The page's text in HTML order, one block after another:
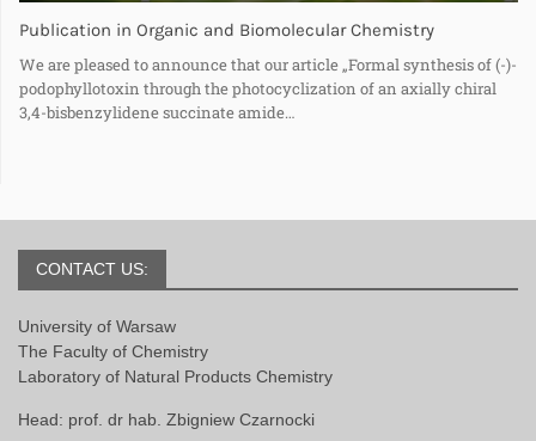
Publication in Organic and Biomolecular Chemistry
We are pleased to announce that our article „Formal synthesis of (-)-
podophyllotoxin through the photocyclization of an axially chiral
3,4-bisbenzylidene succinate amide…
CONTACT US:
University of Warsaw
The Faculty of Chemistry
Laboratory of Natural Products Chemistry
Head: prof. dr hab. Zbigniew Czarnocki